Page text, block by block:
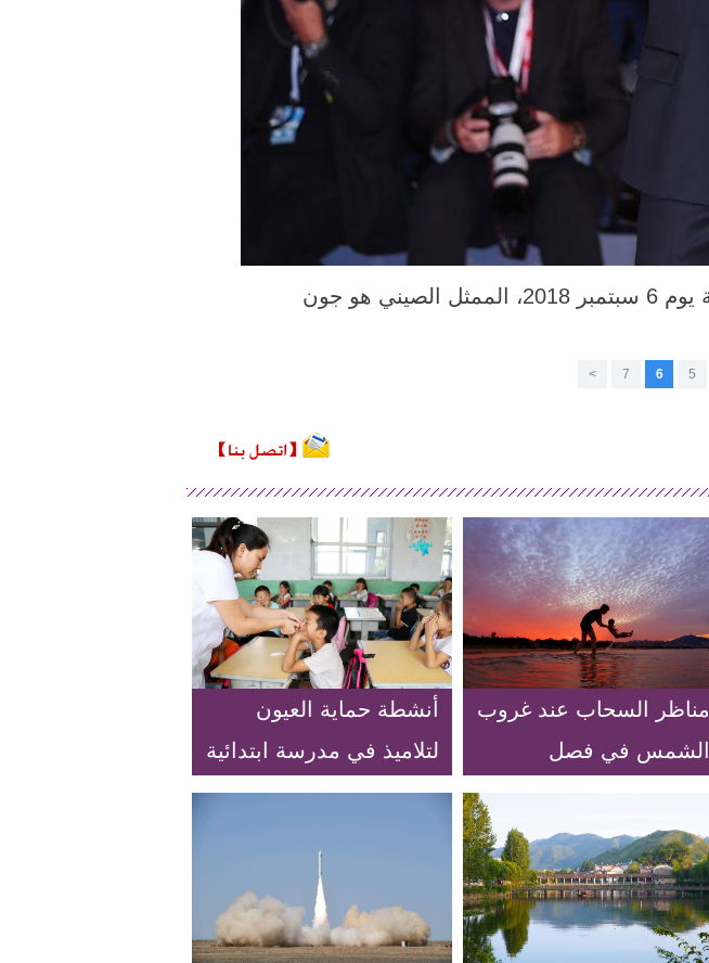
هو جون
5
6
7
>
مناظر السحاب عند غروب
الشمس في فصل
أنشطة حماية العيون
لتلاميذ في مدرسة ابتدائية